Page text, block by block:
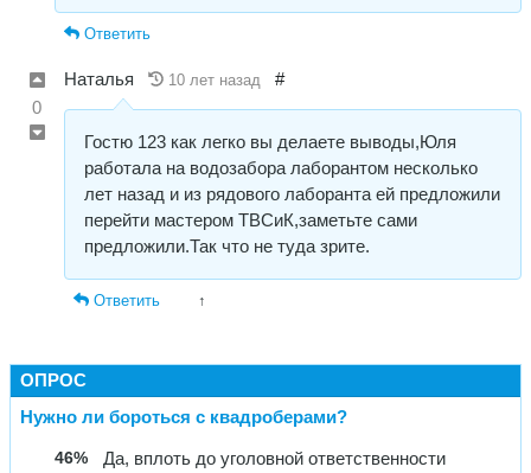
Ответить
0
Наталья 10 лет назад #
Гостю 123 как легко вы делаете выводы,Юля
работала на водозабора лаборантом несколько
лет назад и из рядового лаборанта ей предложили
перейти мастером ТВСиК,заметьте сами
предложили.Так что не туда зрите.
Ответить ↑
ОПРОС
Нужно ли бороться с квадроберами?
46% Да, вплоть до уголовной ответственности